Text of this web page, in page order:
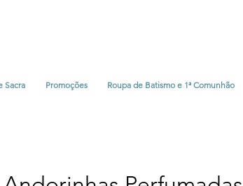
Sacra Promoções Roupa de Batismo e 1ª Comunhão